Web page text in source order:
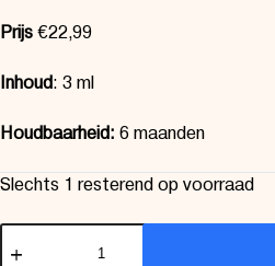
Prijs€22,99
Inhoud: 3 ml
Houdbaarheid: 6 maanden
Slechts 1 resterend op voorraad